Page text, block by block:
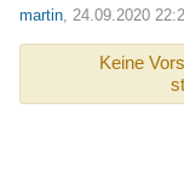
martin, 24.09.2020
Keine